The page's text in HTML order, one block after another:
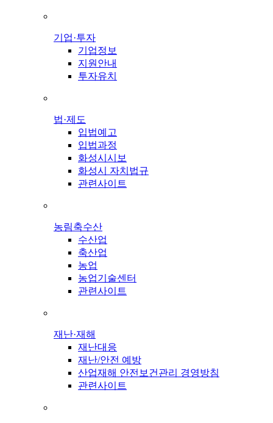
기업·투자
기업정보
지원안내
투자유치
법·제도
입법예고
입법과정
화성시시보
화성시 자치법규
관련사이트
농림축수산
수산업
축산업
농업
농업기술센터
관련사이트
재난·재해
재난대응
재난/안전 예방
산업재해 안전보건관리 경영방침
관련사이트